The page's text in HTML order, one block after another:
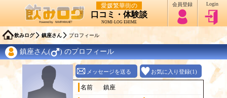
Login
会員登録
愛媛繁華街の
口コミ・体験談
NOMI-LOG EHIME
飲みログ 鎮座さん プロフィール
鎮座さん( ) のプロフィール
メッセージを送る お気に入り登録(1)
名前 鎮座